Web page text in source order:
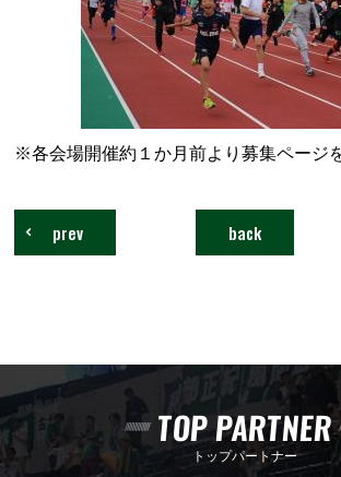
※各会場開催約１か月前より募集ページ
back
prev
TOP PARTNER
トップパートナー